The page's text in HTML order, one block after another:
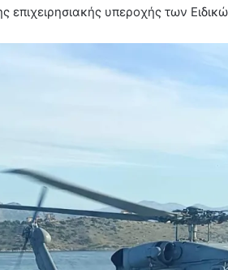
επιχειρησιακής υπεροχής των